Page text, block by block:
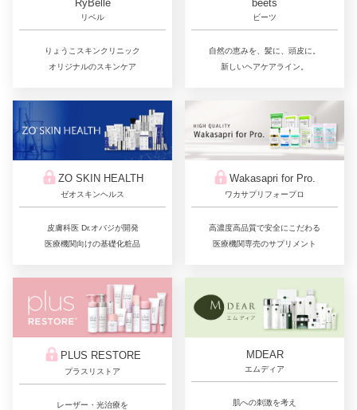
RyBelle
リベル
りょうこスキンクリニック
オリジナルのスキンケア
beets
ビーツ
自然の恵みを、髪に、頭皮に。
新しいヘアケアライン。
ZO SKIN HEALTH
ゼオスキンヘルス
皮膚科医 Dr.オバジが開発
医療機関向けの基礎化粧品
Wakasapri for Pro.
ワカサプリフォープロ
高濃度高品質で安全にこだわる
医療機関専売のサプリメント
PLUS RESTORE
プラスリストア
レーザー・光治療を
MDEAR
エムディア
肌への刺激を考え